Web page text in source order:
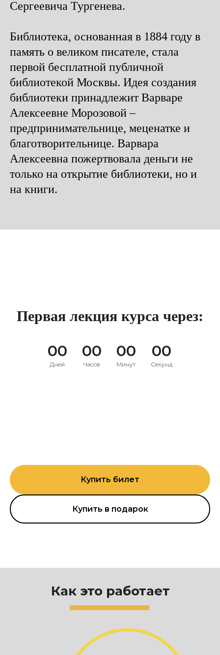
Сергеевича Тургенева.
Библиотека, основанная в 1884 году в
память о великом писателе, стала
первой бесплатной публичной
библиотекой Москвы. Идея создания
библиотеки принадлежит Варваре
Алексеевне Морозовой –
предпринимательнице, меценатке и
благотворительнице. Варвара
Алексеевна пожертвовала деньги не
только на открытие библиотеки, но и
на книги.
Первая лекция курса через:
00
Дней
00
Часов
00
Минут
00
Секунд
Купить билет
Купить в подарок
Как это работает